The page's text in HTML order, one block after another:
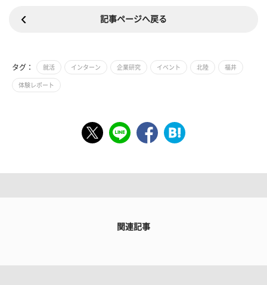
記事ページへ戻る
タグ： 就活 インターン 企業研究 イベント 北陸 福井
体験レポート
関連記事